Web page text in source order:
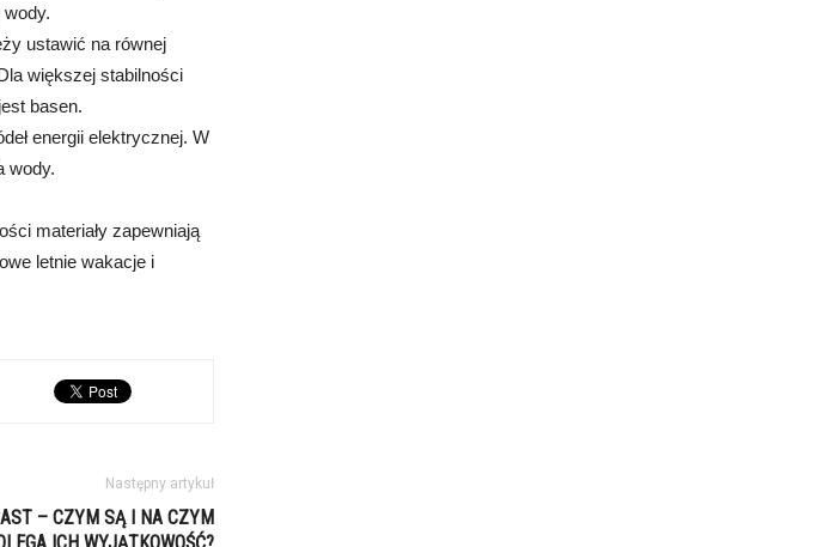
ustawić na równej
większej stabilności
basen.
energii elektrycznej. W
wody.
materiały zapewniają
letnie wakacje i
Następny artykuł
– CZYM SĄ I NA CZYM